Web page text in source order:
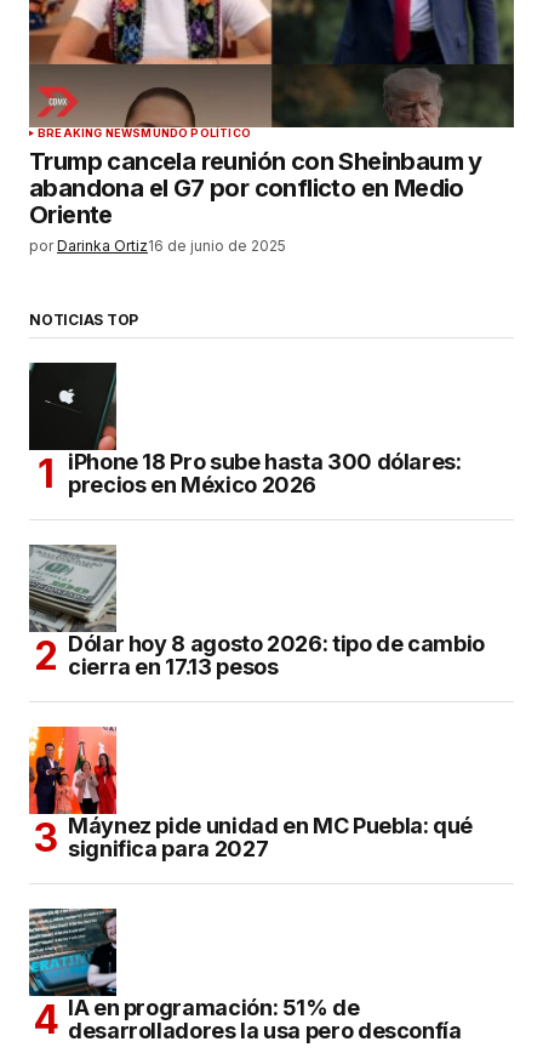
BREAKING NEWSMUNDO POLÍTICO
Trump cancela reunión con Sheinbaum y
abandona el G7 por conflicto en Medio
Oriente
por Darinka Ortiz16 de junio de 2025
NOTICIAS TOP
iPhone 18 Pro sube hasta 300 dólares:
precios en México 2026
Dólar hoy 8 agosto 2026: tipo de cambio
cierra en 17.13 pesos
Máynez pide unidad en MC Puebla: qué
significa para 2027
IA en programación: 51% de
desarrolladores la usa pero desconfía